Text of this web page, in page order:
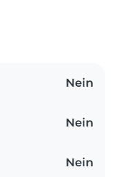
Nein
Nein
Nein